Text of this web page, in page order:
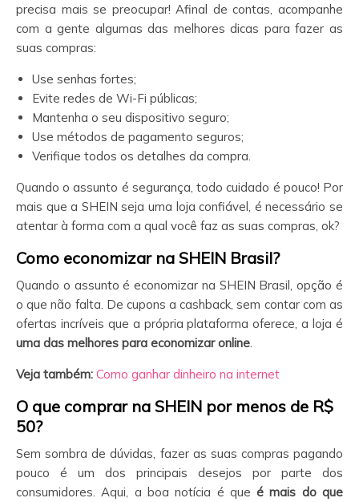
precisa mais se preocupar! Afinal de contas, acompanhe
com a gente algumas das melhores dicas para fazer as
suas compras:
Use senhas fortes;
Evite redes de Wi-Fi públicas;
Mantenha o seu dispositivo seguro;
Use métodos de pagamento seguros;
Verifique todos os detalhes da compra.
Quando o assunto é segurança, todo cuidado é pouco! Por
mais que a SHEIN seja uma loja confiável, é necessário se
atentar à forma com a qual você faz as suas compras, ok?
Como economizar na SHEIN Brasil?
Quando o assunto é economizar na SHEIN Brasil, opção é
o que não falta. De cupons a cashback, sem contar com as
ofertas incríveis que a própria plataforma oferece, a loja é
uma das melhores para economizar online
Veja também: Como ganhar dinheiro na internet
O que comprar na SHEIN por menos de R$
50?
Sem sombra de dúvidas, fazer as suas compras pagando
pouco é um dos principais desejos por parte dos
consumidores. Aqui, a boa notícia é queé mais do que